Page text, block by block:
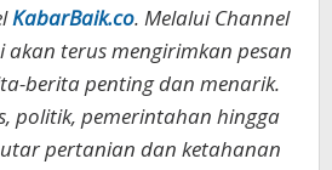
KabarBaik.co. Melalui Channel
akan terus mengirimkan pesan
berita penting dan menarik.
politik, pemerintahan hingga
pertanian dan ketahanan